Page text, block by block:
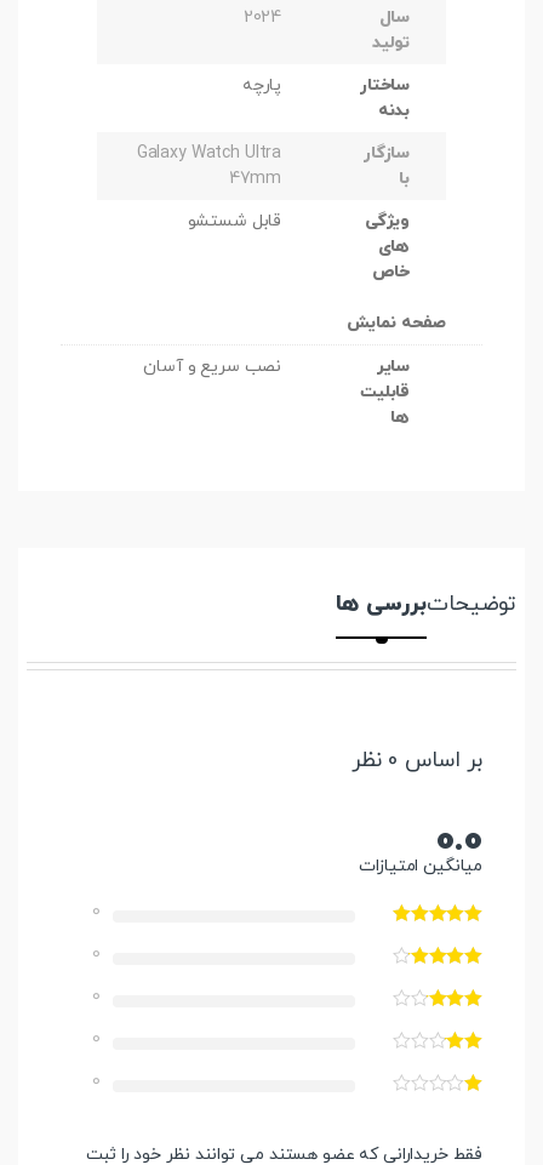
سال
تولید
2024
ساختار
بدنه
پارچه
سازگار
با
Galaxy Watch Ultra
47mm
ویژگی
های
خاص
قابل شستشو
صفحه نمایش
سایر
قابلیت
ها
نصب سریع و آسان
توضیحاتبررسی ها
بر اساس 0 نظر
0.0
میانگین امتیازات
0
0
0
0
0
فقط خریدارانی که عضو هستند می توانند نظر خود را ثبت